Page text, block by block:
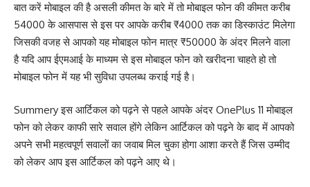
बात करें मोबाइल की है असली कीमत के बारे में तो मोबाइल फोन की कीमत करीब
54000 के आसपास से इस पर आपके करीब ₹4000 तक का डिस्काउंट मिलेगा
जिसकी वजह से आपको यह मोबाइल फोन मात्र ₹50000 के अंदर मिलने वाला
है यदि आप ईएमआई के माध्यम से इस मोबाइल फोन को खरीदना चाहते हो तो
मोबाइल फोन में यह भी सुविधा उपलब्ध कराई गई है।
Summery इस आर्टिकल को पढ़ने से पहले आपके अंदर OnePlus 11 मोबाइल
फोन को लेकर काफी सारे सवाल होंगे लेकिन आर्टिकल को पढ़ने के बाद में आपको
अपने सभी महत्वपूर्ण सवालों का जवाब मिल चुका होगा आशा करते हैं जिस उम्मीद
को लेकर आप इस आर्टिकल को पढ़ने आए थे।